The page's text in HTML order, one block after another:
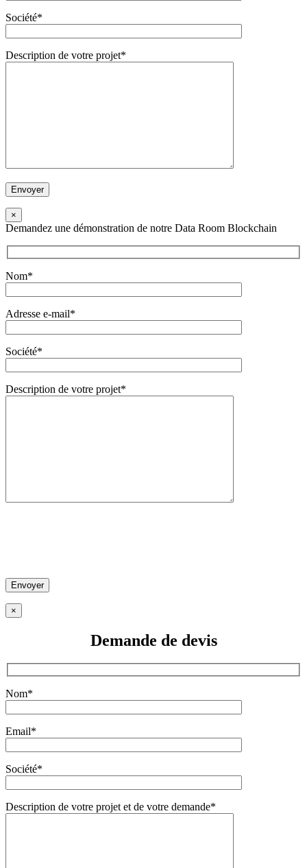
Société*
Description de votre projet*
×
Demandez une démonstration de notre Data Room Blockchain
Nom*
Adresse e-mail*
Société*
Description de votre projet*
×
Demande de devis
Nom*
Email*
Société*
Description de votre projet et de votre demande*